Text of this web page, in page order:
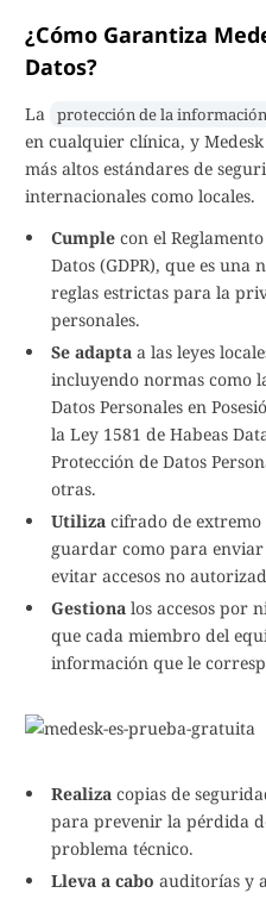
¿Cómo Garantiza
Datos?
La protección de la
en cualquier clínica, y
más altos estándares de
internacionales como locales.
Cumple con el
Datos (GDPR), que es una
reglas estrictas para la
personales.
Se adapta a las leyes
incluyendo normas como
Datos Personales en
la Ley 1581 de Habeas
Protección de Datos
otras.
Utiliza cifrado de
guardar como para
evitar accesos no
Gestiona los accesos por
que cada miembro del
información que le
Realiza copias de
para prevenir la pérdida
problema técnico.
Lleva a cabo auditorías y